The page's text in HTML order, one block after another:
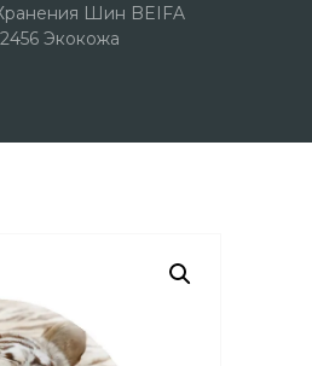
Шин BEIFA
Экокожа